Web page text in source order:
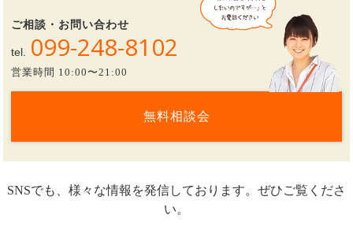
ご相談・お問い合わせ
tel. 099-248-8102
営業時間 10:00〜21:00
無料相談会
SNSでも、様々な情報を発信しております。ぜひご覧くださ
い。